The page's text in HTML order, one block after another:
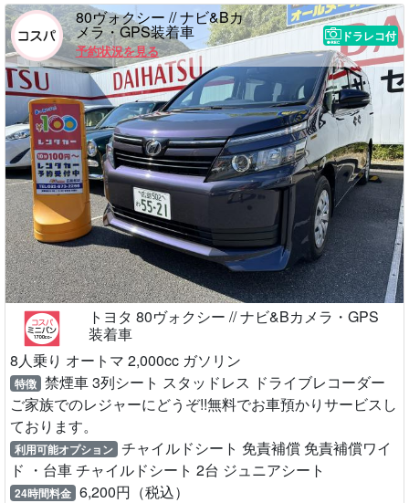
80ヴォクシー // ナビ&Bカ
メラ・GPS装着車
予約状況を見る
ドラレコ付
トヨタ 80ヴォクシー // ナビ&Bカメラ・GPS
装着車
8人乗り オートマ 2,000cc ガソリン
特徴 禁煙車 3列シート スタッドレス ドライブレコーダー
ご家族でのレジャーにどうぞ!!無料でお車預かりサービスし
ております。
利用可能オプション チャイルドシート 免責補償 免責補償ワイ
ド ・台車 チャイルドシート 2台 ジュニアシート
24時間料金 6,200円（税込）